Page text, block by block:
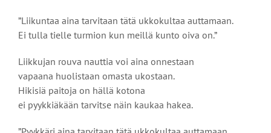
”Liikuntaa aina tarvitaan tätä ukkokultaa auttamaan.
Ei tulla tielle turmion kun meillä kunto oiva on.”
Liikkujan rouva nauttia voi aina onnestaan
vapaana huolistaan omasta ukostaan.
Hikisiä paitoja on hällä kotona
ei pyykkiäkään tarvitse näin kaukaa hakea.